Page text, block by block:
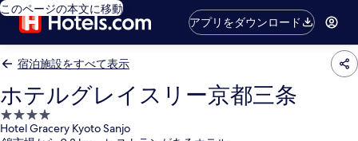
このページの本文に移動
アプリをダウンロード
宿泊施設をすべて表示
ホテルグレイスリー京都三条
4.0
つ
Hotel Gracery Kyoto Sanjo